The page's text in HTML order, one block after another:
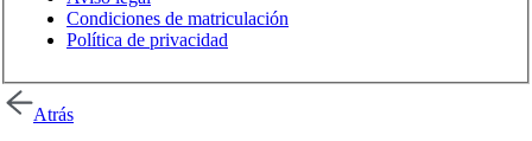
Condiciones de matriculación
Política de privacidad
Atrás